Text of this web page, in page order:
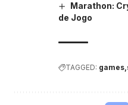
Marathon:
de Jogo
TAGGED: games